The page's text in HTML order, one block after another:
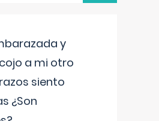
y
a mi otro
siento
¿Son